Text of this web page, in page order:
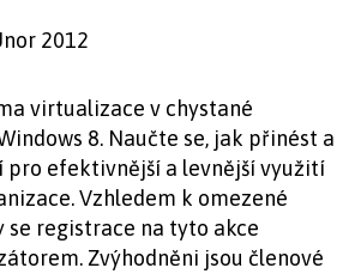
2012
virtualizace v chystané
8. Naučte se, jak přinést a
pro efektivnější a levnější využití
Vzhledem k omezené
se registrace na tyto akce
Zvýhodněni jsou členové